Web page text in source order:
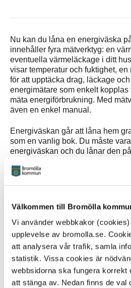
Välkommen till Bromölla
Vi använder webbkakor
upplevelse av bromolla.se.
att analysera vår trafik, samla
statistik. Vissa cookies är
webbsidorna ska fungera korrekt
att stänga av. Nedan finns de val
Nu kan du låna en energiväska
innehåller fyra mätverktyg: en
eventuella värmeläckage i ditt
visar temperatur och fuktighet,
för att upptäcka drag, läckage
energimätare som enkelt kopplas
mäta energiförbrukning. Med
även en enkel manual.
Energiväskan går att låna hem
som en vanlig bok. Du måste
energiväskan och du lånar den
energiväskan på samma sätt
Sidan senast uppdaterad:den 23
Tipsa och dela sidan
Kommentera